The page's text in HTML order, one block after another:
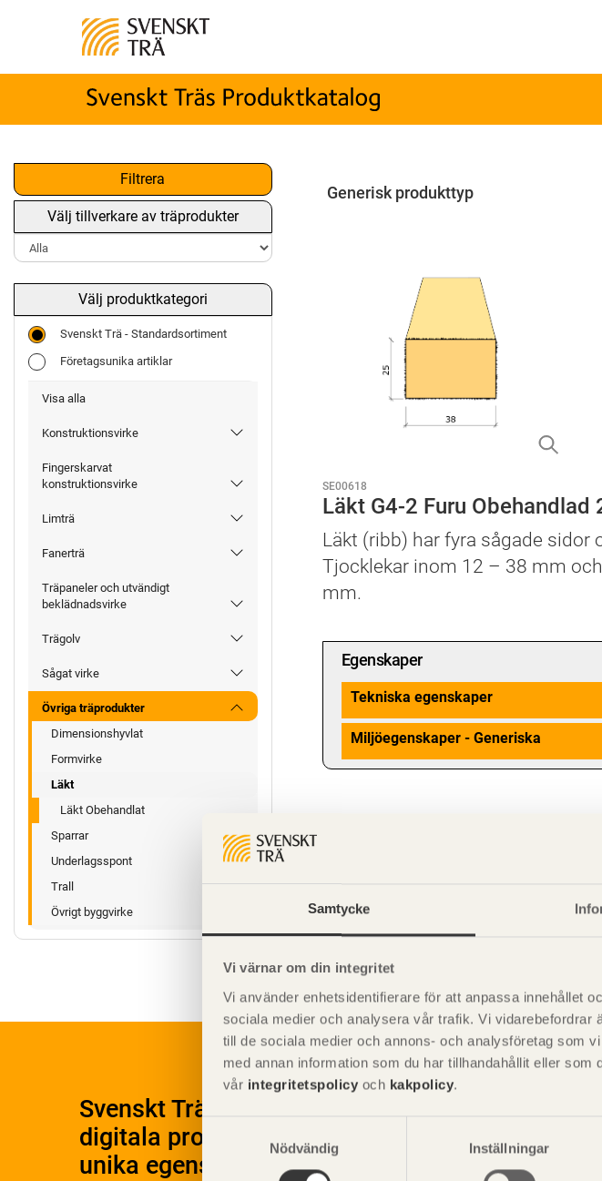
Samtycke
Vi värnar om din integritet
Vi använder enhetsidentifierare för att anpassa innehållet
sociala medier och analysera vår trafik. Vi vidarebefordrar
till de sociala medier och annons- och analysföretag som
med annan information som du har tillhandahållit eller
vår integritetspolicy och kakpolicy.
Nödvändig
Inställningar
Filtrera
Välj tillverkare av träprodukter
Välj produktkategori
Svenskt Trä - Standardsortiment
Företagsunika artiklar
Visa alla
Konstruktionsvirke
Fingerskarvat
konstruktionsvirke
Limträ
Fanerträ
Träpaneler och utvändigt
beklädnadsvirke
Trägolv
Sågat virke
Övriga träprodukter
Dimensionshyvlat
Formvirke
Läkt
Läkt Obehandlat
Sparrar
Underlagsspont
Trall
Övrigt byggvirke
Generisk produkttyp
SE00618
Läkt G4-2 Furu Obehandlad
Läkt (ribb) har fyra sågade sidor
Tjocklekar inom 12 – 38 mm
mm.
Egenskaper
Tekniska egenskaper
Miljöegenskaper - Generiska
Svenskt Träs Produktkatalog är svensk
digitala produktkatalog för att beskriva
unika egenskaper.